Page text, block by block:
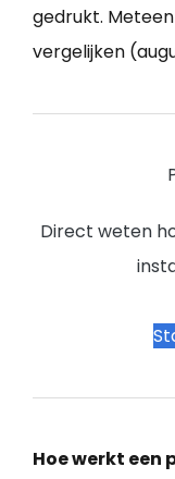
gedrukt.
vergelijken
Direct weten
Hoe werkt een